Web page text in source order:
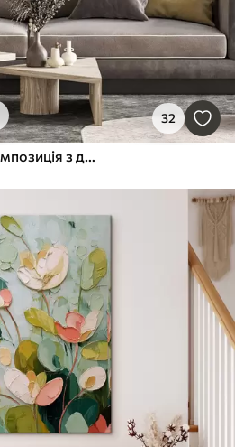
32
Абстрактна квіткова композиція з двох частин